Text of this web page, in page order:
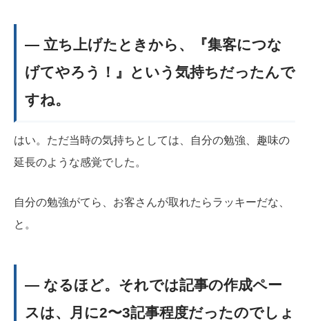
― 立ち上げたときから、『集客につな
げてやろう！』という気持ちだったんで
すね。
はい。ただ当時の気持ちとしては、自分の勉強、趣味の
延長のような感覚でした。
自分の勉強がてら、お客さんが取れたらラッキーだな、
と。
― なるほど。それでは記事の作成ペー
スは、月に2〜3記事程度だったのでしょ